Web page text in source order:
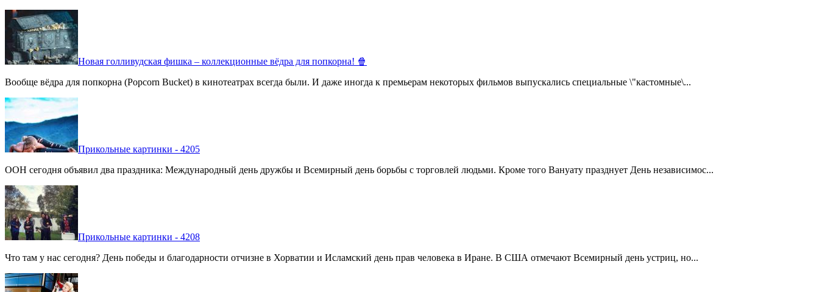
Новая голливудская фишка – коллекционные вёдра для попкорна! 🍿
Вообще вёдра для попкорна (Popcorn Bucket) в кинотеатрах всегда были. И даже иногда к премьерам некоторых фильмов выпускались специальные \"кастомные\...
Прикольные картинки - 4205
ООН сегодня объявил два праздника: Международный день дружбы и Всемирный день борьбы с торговлей людьми. Кроме того Вануату празднует День независимос...
Прикольные картинки - 4208
Что там у нас сегодня? День победы и благодарности отчизне в Хорватии и Исламский день прав человека в Иране. В США отмечают Всемирный день устриц, но...